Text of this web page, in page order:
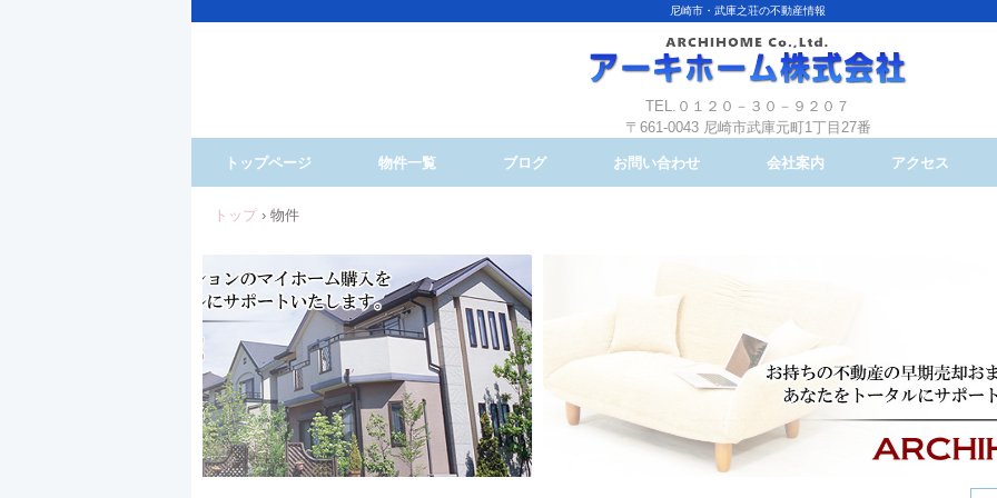
尼崎市・武庫之荘の不動産情報
TEL.０１２０－３０－９２０７
〒661-0043 尼崎市武庫元町1丁目27番
トップページ 物件一覧 ブログ お問い合わせ 会社案内 アクセス
トップ › 物件